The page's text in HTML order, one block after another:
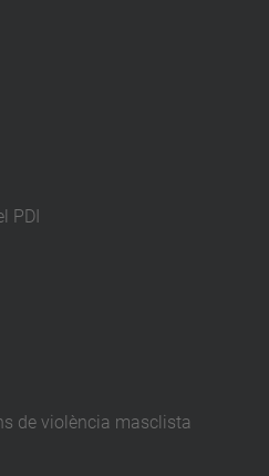
PDI
de violència masclista